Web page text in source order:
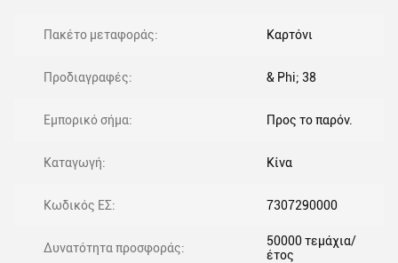
Πακέτο μεταφοράς: Καρτόνι
Προδιαγραφές: & Phi; 38
Εμπορικό σήμα: Προς το παρόν.
Καταγωγή: Κίνα
Κωδικός ΕΣ: 7307290000
Δυνατότητα προσφοράς:
50000 τεμάχια/
έτος